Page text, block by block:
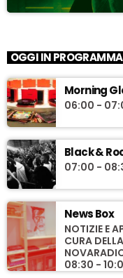
OGGI IN
Morning
06:00 -
Black &
07:00 -
News Box
NOTIZIE E
CURA
08:30 -